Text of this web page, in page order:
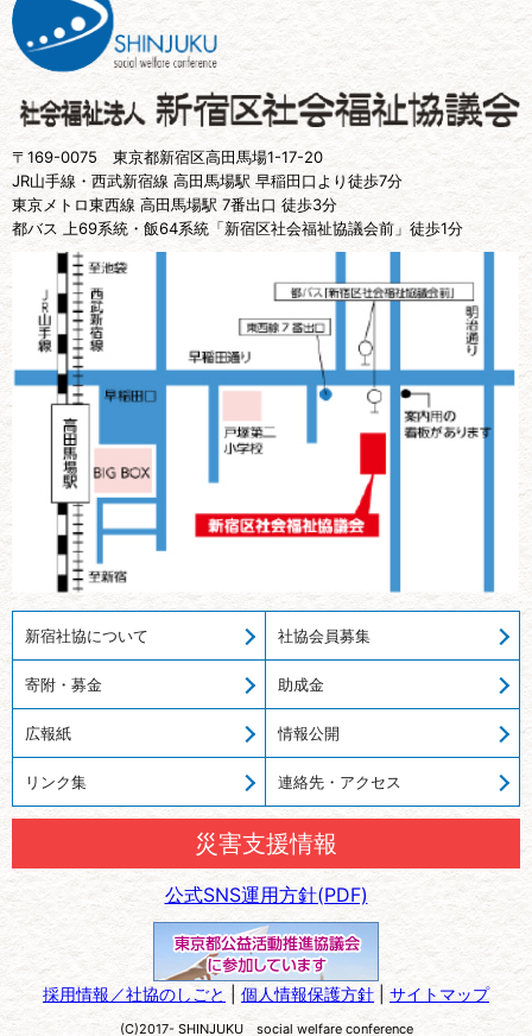
〒169-0075 東京都新宿区高田馬場1-17-20
JR山手線・西武新宿線 高田馬場駅 早稲田口より徒歩7分
東京メトロ東西線 高田馬場駅 7番出口 徒歩3分
都バス 上69系統・飯64系統「新宿区社会福祉協議会前」徒歩1分
新宿社協について 社協会員募集
寄附・募金 助成金
広報紙 情報公開
リンク集 連絡先・アクセス
災害支援情報
公式SNS運用方針(PDF)
採用情報／社協のしごと | 個人情報保護方針| サイトマップ
(C)2017- SHINJUKU social welfare conference